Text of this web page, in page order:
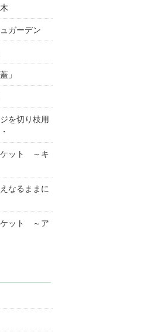
ガーデン
」
を切り枝用
ケット ～キ
なるままに
ケット ～ア